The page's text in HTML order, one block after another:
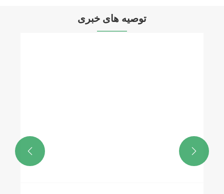
توصیه های خبری
 